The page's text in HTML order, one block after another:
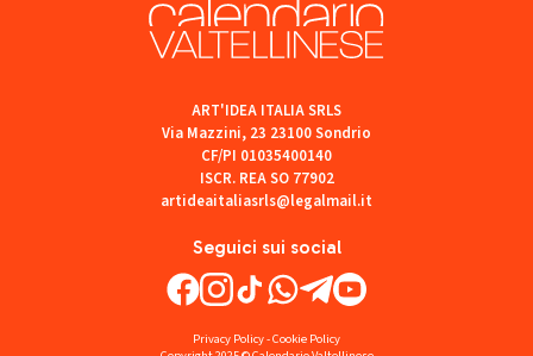
Seguici sui social
ART'IDEA ITALIA SRLS
Via Mazzini, 23 23100 Sondrio
CF/PI 01035400140
ISCR. REA SO 77902
artideaitaliasrls@legalmail.it
Privacy Policy-Cookie Policy